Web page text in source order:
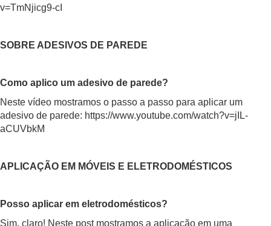
v=TmNjicg9-cI
SOBRE ADESIVOS DE PAREDE
Como aplico um adesivo de parede?
Neste vídeo mostramos o passo a passo para aplicar um
adesivo de parede: https://www.youtube.com/watch?v=jIL-
aCUVbkM
APLICAÇÃO EM MÓVEIS E ELETRODOMÉSTICOS
Posso aplicar em eletrodomésticos?
Sim, claro! Neste post mostramos a aplicação em uma